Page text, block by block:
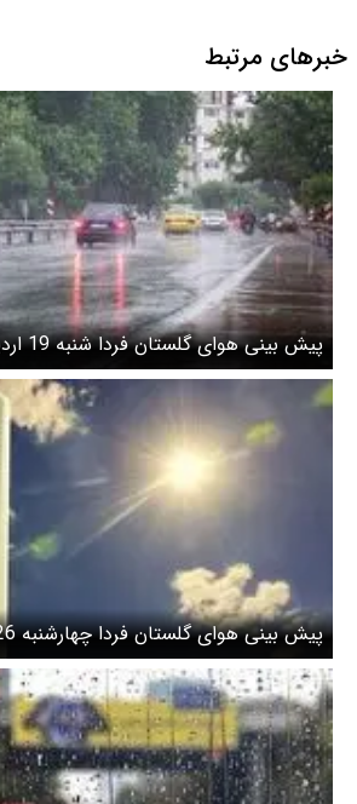
خبرهای مرتبط
پیش
بارش و مه تا یکشنبه
جوی از پایان هفته